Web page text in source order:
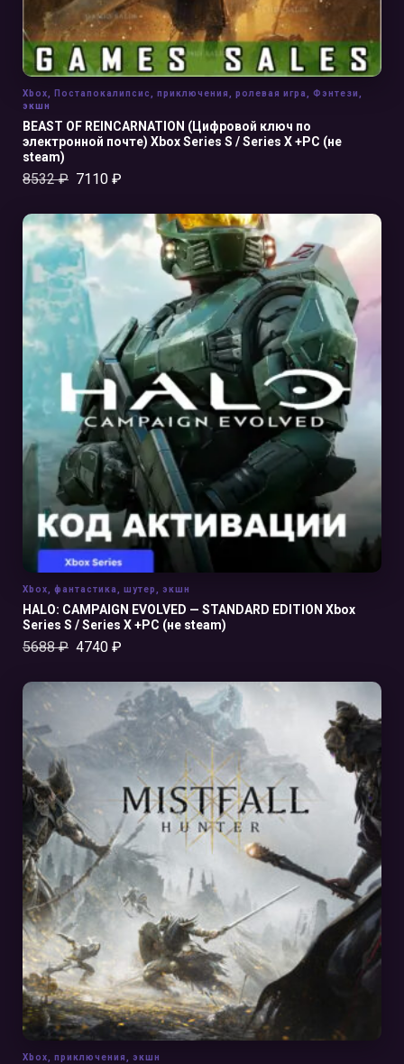
BEAST OF REINCARNATION (Цифровой ключ по
электронной почте) Xbox Series S / Series X +PC (не
steam)
8532₽ 7110 ₽
Xbox Постапокалипсис приключения ролевая игра Фэнтези
экшн
В КОРЗИНУ
HALO: CAMPAIGN EVOLVED — STANDARD EDITION Xbox
Series S / Series X +PC (не steam)
5688₽ 4740 ₽
Xbox фантастика шутер экшн
В КОРЗИНУ
Xbox приключения экшн